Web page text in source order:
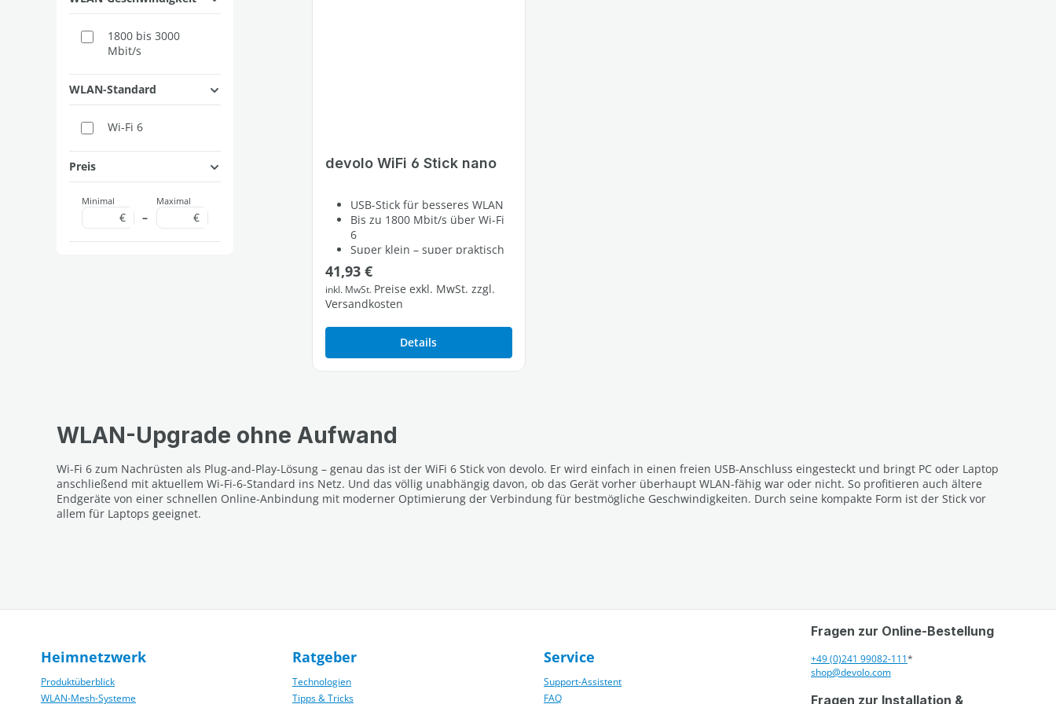
1800 bis 3000
Mbit/s
WLAN-Standard
Wi-Fi 6
Preis
Minimal
€ –
Maximal
€
devolo WiFi 6 Stick nano
USB-Stick für besseres WLAN
Bis zu 1800 Mbit/s über Wi-Fi
6
Super klein – super praktisch
Regulärer Preis:
41,93 €
inkl. MwSt. Preise exkl. MwSt. zzgl.
Versandkosten
Details
WLAN-Upgrade ohne Aufwand
Wi-Fi 6 zum Nachrüsten als Plug-and-Play-Lösung – genau das ist der WiFi 6 Stick von devolo. Er wird einfach in einen freien USB-Anschluss eingesteckt und bringt PC oder Laptop
anschließend mit aktuellem Wi-Fi-6-Standard ins Netz. Und das völlig unabhängig davon, ob das Gerät vorher überhaupt WLAN-fähig war oder nicht. So profitieren auch ältere
Endgeräte von einer schnellen Online-Anbindung mit moderner Optimierung der Verbindung für bestmögliche Geschwindigkeiten. Durch seine kompakte Form ist der Stick vor
allem für Laptops geeignet.
Heimnetzwerk
Produktüberblick
WLAN-Mesh-Systeme
Ratgeber
Technologien
Tipps & Tricks
Service
Support-Assistent
FAQ
Fragen zur Online-Bestellung
+49 (0)241 99082-111*
shop@devolo.com
Fragen zur Installation &